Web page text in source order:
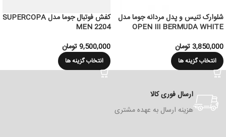
شلوارک تنیس و پدل مردانه جوما مدل
OPEN III BERMUDA WHITE
3,850,000 تومان
انتخاب گزینه ها
کفش فوتبال جوما مدل SUPERCOPA
MEN 2204
9,500,000تومان
انتخاب گزینه ها
ارسال فوری کالا
هزینه ارسال به عهده مشتری